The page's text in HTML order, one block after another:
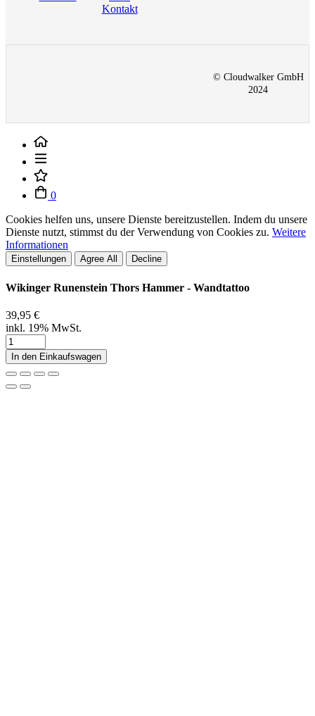
Kontakt
© Cloudwalker GmbH
2024
0
Cookies helfen uns, unsere Dienste bereitzustellen. Indem du unsere
Dienste nutzt, stimmst du der Verwendung von Cookies zu. Weitere
Informationen
Einstellungen Agree All Decline
Wikinger Runenstein Thors Hammer - Wandtattoo
39,95 €
inkl. 19% MwSt.
In den Einkaufswagen